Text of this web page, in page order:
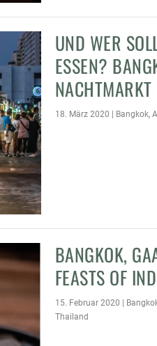
SKORPIONE
Reisen
ARORAS
& events
UND WER
ESSEN?
ACHTMARKT
18. März 2020 | Bangkok,
BANGKOK,
FEASTS OF
15. Februar 2020
Thailand